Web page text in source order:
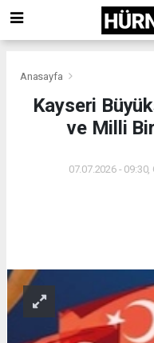
Anasayfa
Kayseri
ve Milli
07.07.2026 -